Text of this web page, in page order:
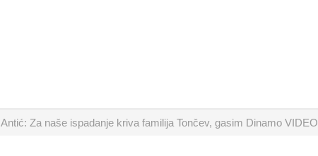
Antić: Za naše ispadanje kriva familija Tončev, gasim Dinamo VIDEO